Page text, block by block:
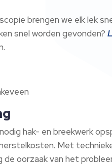
brengen we elk lek
snel worden gevonden?
hak- en breekwerk
Met
oorzaak van het